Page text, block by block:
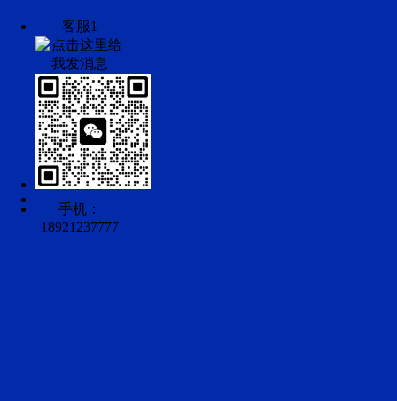
客服1
手机：
18921237777